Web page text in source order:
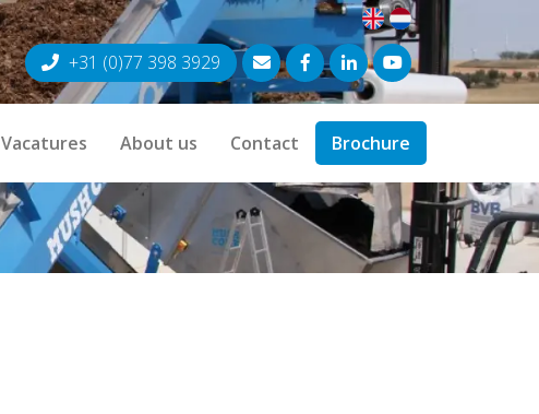
Vacatures About us Contact Brochure
+31 (0)77 398 3929